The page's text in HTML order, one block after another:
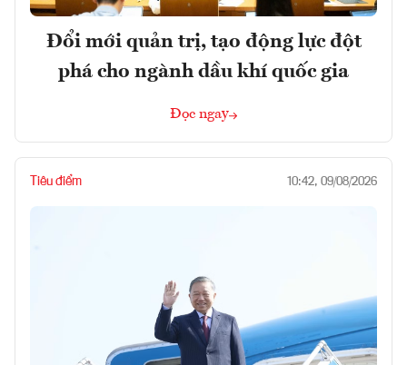
Đổi mới quản trị, tạo động lực đột
phá cho ngành dầu khí quốc gia
Đọc ngay
Tiêu điểm 10:42, 09/08/2026